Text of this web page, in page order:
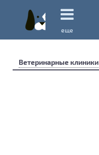
еще
Ветеринарные клиники